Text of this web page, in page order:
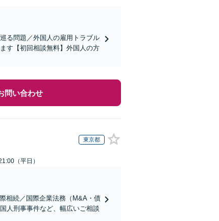
る問題／外国人の雇用トラブル
す【初回相談無料】外国人の方
問い合わせ
東京都
（平日）
相続／国際企業法務（M&A・債
人刑事事件など、幅広いご相談